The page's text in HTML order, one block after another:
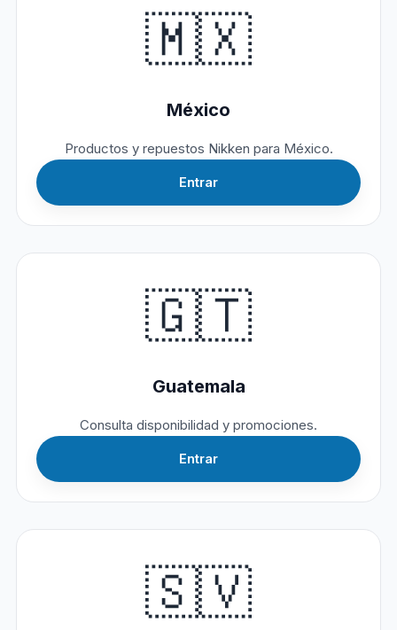
🇲🇽
México
Productos y repuestos Nikken para México.
Entrar
🇬🇹
Guatemala
Consulta disponibilidad y promociones.
Entrar
🇸🇻